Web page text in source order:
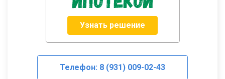
Узнать решение
Телефон: 8 (931) 009-02-43